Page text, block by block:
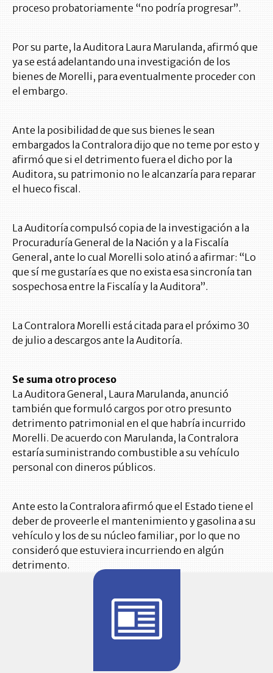
proceso probatoriamente “no podría progresar”.
Por su parte, la Auditora Laura Marulanda, afirmó que
ya se está adelantando una investigación de los
bienes de Morelli, para eventualmente proceder con
el embargo.
Ante la posibilidad de que sus bienes le sean
embargados la Contralora dijo que no teme por esto y
afirmó que si el detrimento fuera el dicho por la
Auditora, su patrimonio no le alcanzaría para reparar
el hueco fiscal.
La Auditoría compulsó copia de la investigación a la
Procuraduría General de la Nación y a la Fiscalía
General, ante lo cual Morelli solo atinó a afirmar: “Lo
que sí me gustaría es que no exista esa sincronía tan
sospechosa entre la Fiscalía y la Auditora”.
La Contralora Morelli está citada para el próximo 30
de julio a descargos ante la Auditoría.
Se suma otro proceso
La Auditora General, Laura Marulanda, anunció
también que formuló cargos por otro presunto
detrimento patrimonial en el que habría incurrido
Morelli. De acuerdo con Marulanda, la Contralora
estaría suministrando combustible a su vehículo
personal con dineros públicos.
Ante esto la Contralora afirmó que el Estado tiene el
deber de proveerle el mantenimiento y gasolina a su
vehículo y los de su núcleo familiar, por lo que no
consideró que estuviera incurriendo en algún
detrimento.